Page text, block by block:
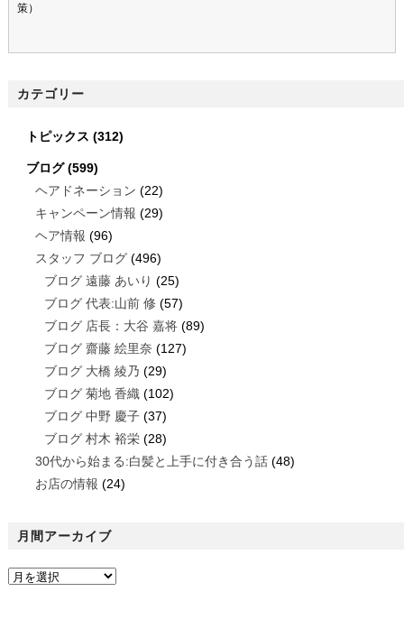
策）
カテゴリー
トピックス (312)
ブログ(599)
ヘアドネーション (22)
キャンペーン情報 (29)
ヘア情報 (96)
スタッフ ブログ(496)
ブログ 遠藤 あいり (25)
ブログ 代表:山前 修 (57)
ブログ 店長：大谷 嘉将(89)
ブログ 齋藤 絵里奈 (127)
ブログ 大橋 綾乃 (29)
ブログ 菊地 香織(102)
ブログ 中野 慶子(37)
ブログ 村木 裕栄(28)
30代から始まる:白髪と上手に付き合う話(48)
お店の情報 (24)
月間アーカイブ